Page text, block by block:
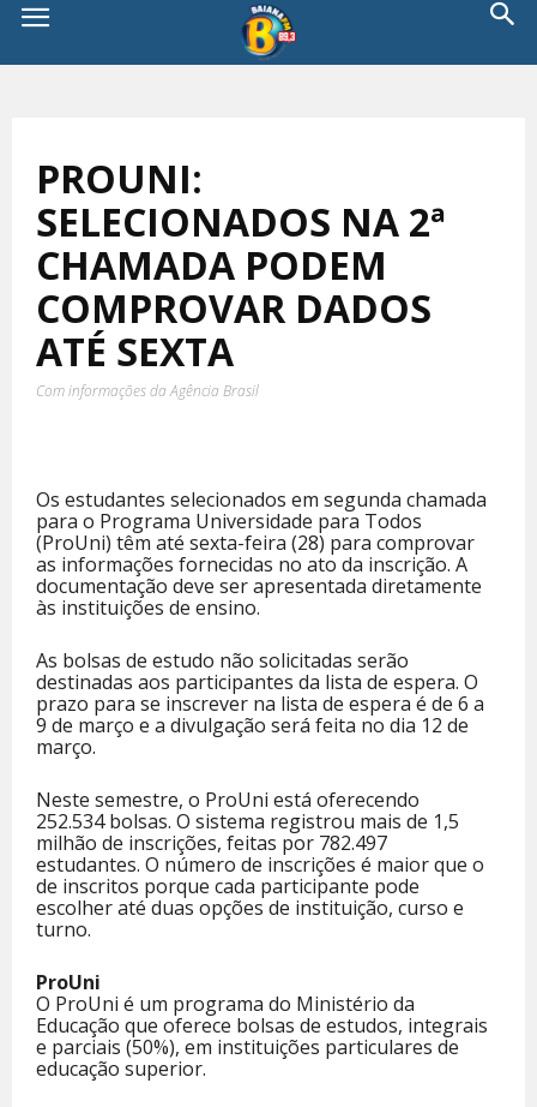
PROUNI:
SELECIONADOS NA 2ª
CHAMADA PODEM
COMPROVAR DADOS
ATÉ SEXTA
Com informações da Agência Brasil
Os estudantes selecionados em segunda chamada
para o Programa Universidade para Todos
(ProUni) têm até sexta-feira (28) para comprovar
as informações fornecidas no ato da inscrição. A
documentação deve ser apresentada diretamente
às instituições de ensino.
As bolsas de estudo não solicitadas serão
destinadas aos participantes da lista de espera. O
prazo para se inscrever na lista de espera é de 6 a
9 de março e a divulgação será feita no dia 12 de
março.
Neste semestre, o ProUni está oferecendo
252.534 bolsas. O sistema registrou mais de 1,5
milhão de inscrições, feitas por 782.497
estudantes. O número de inscrições é maior que o
de inscritos porque cada participante pode
escolher até duas opções de instituição, curso e
turno.
ProUni
O ProUni é um programa do Ministério da
Educação que oferece bolsas de estudos, integrais
e parciais (50%), em instituições particulares de
educação superior.